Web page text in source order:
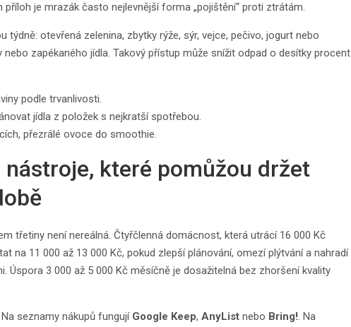
příloh je mrazák často nejlevnější forma „pojištění“ proti ztrátám.
týdně: otevřená zelenina, zbytky rýže, sýr, vejce, pečivo, jogurt nebo
zapékaného jídla. Takový přístup může snížit odpad o desítky procent
podle trvanlivosti.
jídla z položek s nejkratší spotřebou.
přezrálé ovoce do smoothie.
které pomůžou držet
třetiny není nereálná. Čtyřčlenná domácnost, která utrácí 16 000 Kč
na 11 000 až 13 000 Kč, pokud zlepší plánování, omezí plýtvání a nahradí
Úspora 3 000 až 5 000 Kč měsíčně je dosažitelná bez zhoršení kvality
seznamy nákupů fungují Google Keep, AnyList nebo Bring!. Na